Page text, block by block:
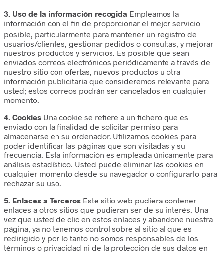
3. Uso de la información recogida Empleamos la
información con el fin de proporcionar el mejor servicio
posible, particularmente para mantener un registro de
usuarios/clientes, gestionar pedidos o consultas, y mejorar
nuestros productos y servicios. Es posible que sean
enviados correos electrónicos periódicamente a través de
nuestro sitio con ofertas, nuevos productos u otra
información publicitaria que consideremos relevante para
usted; estos correos podrán ser cancelados en cualquier
momento.
4. Cookies Una cookie se refiere a un fichero que es
enviado con la finalidad de solicitar permiso para
almacenarse en su ordenador. Utilizamos cookies para
poder identificar las páginas que son visitadas y su
frecuencia. Esta información es empleada únicamente para
análisis estadístico. Usted puede eliminar las cookies en
cualquier momento desde su navegador o configurarlo para
rechazar su uso.
5. Enlaces a Terceros Este sitio web pudiera contener
enlaces a otros sitios que pudieran ser de su interés. Una
vez que usted de clic en estos enlaces y abandone nuestra
página, ya no tenemos control sobre al sitio al que es
redirigido y por lo tanto no somos responsables de los
términos o privacidad ni de la protección de sus datos en